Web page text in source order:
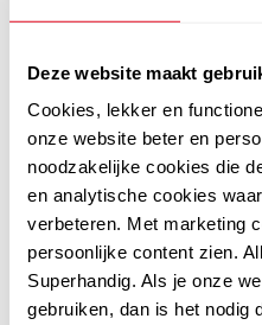
Deze website maakt
Cookies, lekker en
onze website beter en
noodzakelijke cookies die
en analytische cookies
verbeteren. Met marketing
persoonlijke content zien.
Superhandig. Als je onze
gebruiken, dan is het nodig